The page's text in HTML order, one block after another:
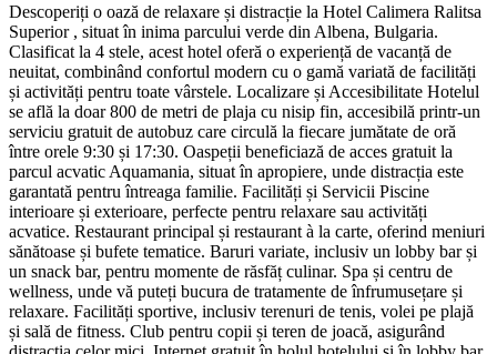
Descoperiți o oază de relaxare și distracție la Hotel Calimera Ralitsa
Superior , situat în inima parcului verde din Albena, Bulgaria.
Clasificat la 4 stele, acest hotel oferă o experiență de vacanță de
neuitat, combinând confortul modern cu o gamă variată de facilități
și activități pentru toate vârstele. Localizare și Accesibilitate Hotelul
se află la doar 800 de metri de plaja cu nisip fin, accesibilă printr-un
serviciu gratuit de autobuz care circulă la fiecare jumătate de oră
între orele 9:30 și 17:30. Oaspeții beneficiază de acces gratuit la
parcul acvatic Aquamania, situat în apropiere, unde distracția este
garantată pentru întreaga familie. Facilități și Servicii Piscine
interioare și exterioare, perfecte pentru relaxare sau activități
acvatice. Restaurant principal și restaurant à la carte, oferind meniuri
sănătoase și bufete tematice. Baruri variate, inclusiv un lobby bar și
un snack bar, pentru momente de răsfăț culinar. Spa și centru de
wellness, unde vă puteți bucura de tratamente de înfrumusețare și
relaxare. Facilități sportive, inclusiv terenuri de tenis, volei pe plajă
și sală de fitness. Club pentru copii și teren de joacă, asigurând